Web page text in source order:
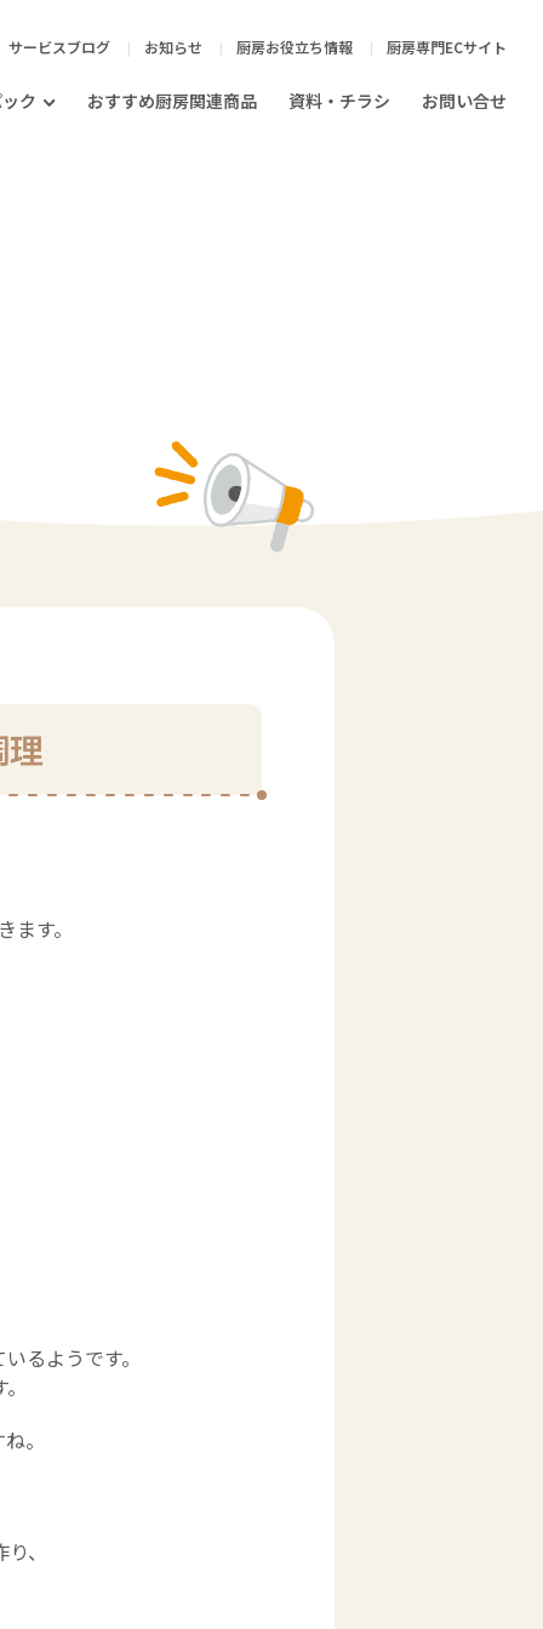
サービスブログ お知らせ 厨房お役立ち情報 厨房専門ECサイト
ク おすすめ厨房関連商品 資料・チラシ お問い合せ
ます。
るようです。
。
、